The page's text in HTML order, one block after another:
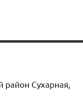
район Сухарная,